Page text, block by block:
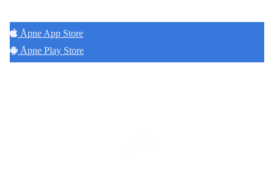
Åpne App Store
Åpne Play Store